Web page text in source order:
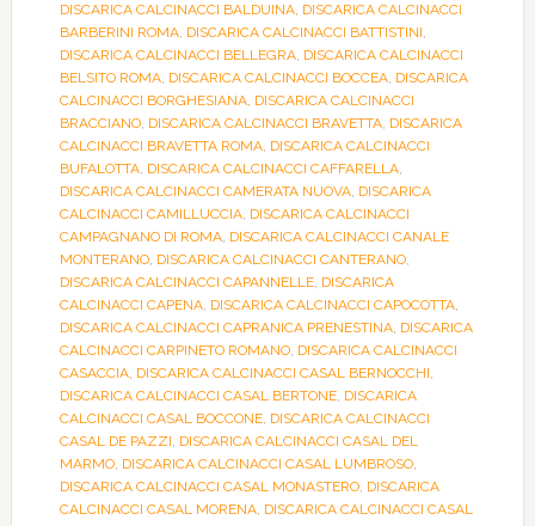
DISCARICA CALCINACCI BALDUINA, DISCARICA CALCINACCI
BARBERINI ROMA, DISCARICA CALCINACCI BATTISTINI,
DISCARICA CALCINACCI BELLEGRA, DISCARICA CALCINACCI
BELSITO ROMA, DISCARICA CALCINACCI BOCCEA, DISCARICA
CALCINACCI BORGHESIANA, DISCARICA CALCINACCI
BRACCIANO, DISCARICA CALCINACCI BRAVETTA, DISCARICA
CALCINACCI BRAVETTA ROMA, DISCARICA CALCINACCI
BUFALOTTA, DISCARICA CALCINACCI CAFFARELLA,
DISCARICA CALCINACCI CAMERATA NUOVA, DISCARICA
CALCINACCI CAMILLUCCIA, DISCARICA CALCINACCI
CAMPAGNANO DI ROMA, DISCARICA CALCINACCI CANALE
MONTERANO, DISCARICA CALCINACCI CANTERANO,
DISCARICA CALCINACCI CAPANNELLE, DISCARICA
CALCINACCI CAPENA, DISCARICA CALCINACCI CAPOCOTTA,
DISCARICA CALCINACCI CAPRANICA PRENESTINA, DISCARICA
CALCINACCI CARPINETO ROMANO, DISCARICA CALCINACCI
CASACCIA, DISCARICA CALCINACCI CASAL BERNOCCHI,
DISCARICA CALCINACCI CASAL BERTONE, DISCARICA
CALCINACCI CASAL BOCCONE, DISCARICA CALCINACCI
CASAL DE PAZZI, DISCARICA CALCINACCI CASAL DEL
MARMO, DISCARICA CALCINACCI CASAL LUMBROSO,
DISCARICA CALCINACCI CASAL MONASTERO, DISCARICA
CALCINACCI CASAL MORENA, DISCARICA CALCINACCI CASAL